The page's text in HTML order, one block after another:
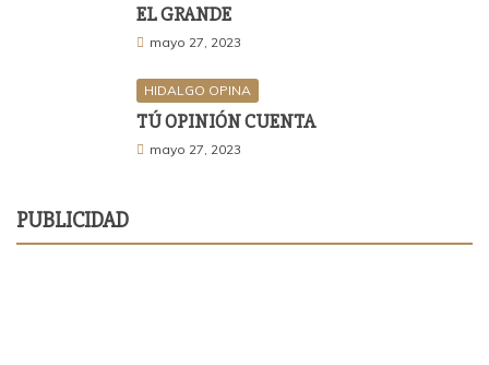
EL GRANDE
mayo 27, 2023
HIDALGO OPINA
TÚ OPINIÓN CUENTA
mayo 27, 2023
PUBLICIDAD